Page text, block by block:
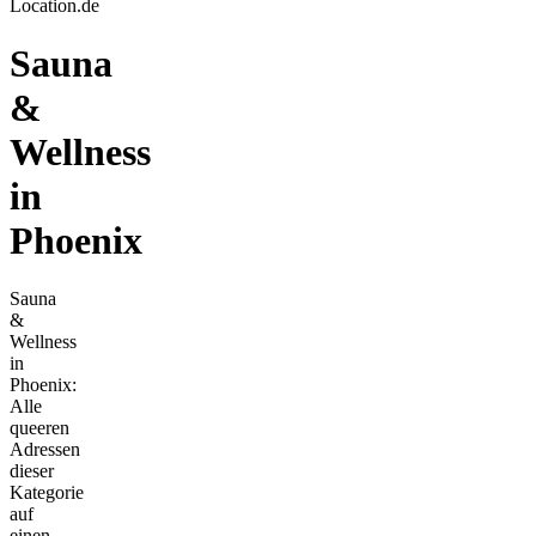
Location.de
Sauna
&
Wellness
in
Phoenix
Sauna
&
Wellness
in
Phoenix:
Alle
queeren
Adressen
dieser
Kategorie
auf